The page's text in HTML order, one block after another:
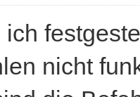
nicht